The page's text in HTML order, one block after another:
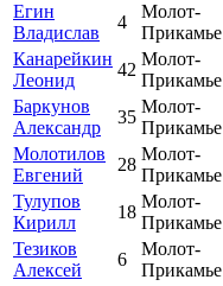
Егин
Владислав
4
Молот-
Прикамье
Канарейкин
Леонид
42
Молот-
Прикамье
Баркунов
Александр
35
Молот-
Прикамье
Молотилов
Евгений
28
Молот-
Прикамье
Тулупов
Кирилл
18
Молот-
Прикамье
Тезиков
Алексей
6
Молот-
Прикамье